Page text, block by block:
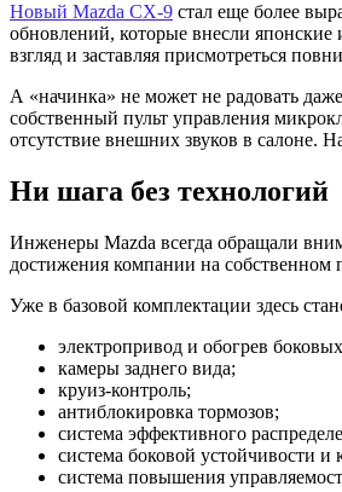
Новый Mazda CX-9 стал еще более
обновлений, которые внесли
взгляд и заставляя присмотреться
А «начинка» не может не радовать
собственный пульт управления
отсутствие внешних звуков в салоне.
Ни шага без технологий
Инженеры Mazda всегда обращали
достижения компании на собственном
Уже в базовой комплектации здесь
электропривод и обогрев
камеры заднего вида;
круиз-контроль;
антиблокировка тормозов;
система эффективного
система боковой устойчивости и
система повышения